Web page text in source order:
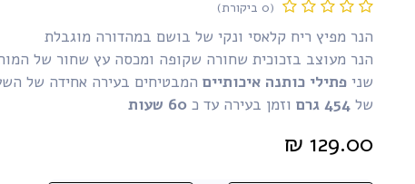
(0 ביקורת)
הנר מפיץ ריח קלאסי ונקי של בושם במהדורה מוגבלת
הנר מעוצב בזכוכית שחורה שקופה ומכסה עץ שחור של
שני פתילי כותנה איכותיים המבטיחים בעירה אחידה של
של 454 גרם וזמן בעירה עד כ 60 שעות​
129.00
₪